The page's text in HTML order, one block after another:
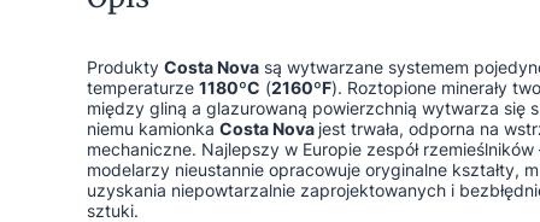
Produkty Costa Nova są wytwarzane systemem
temperaturze 1180ºC (2160ºF). Roztopione minerały
między gliną a glazurowaną powierzchnią wytwarza się
niemu kamionka Costa Nova jest trwała, odporna na
mechaniczne. Najlepszy w Europie zespół
modelarzy nieustannie opracowuje oryginalne kształty,
uzyskania niepowtarzalnie zaprojektowanych i
sztuki.